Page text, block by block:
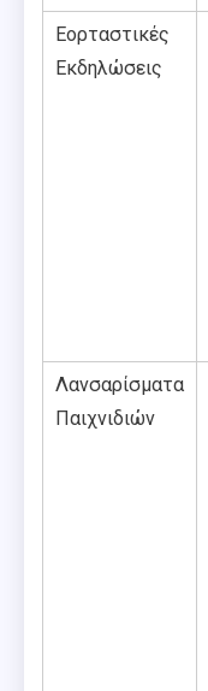
Εορταστικές
Εκδηλώσεις
Λανσαρίσματα
Παιχνιδιών